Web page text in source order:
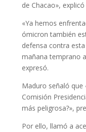
de Chacao»,
«Ya hemos
ómicron también
defensa contra
mañana temprano
expresó.
Maduro señaló
Comisión
más peligrosa?»,
Por ello, llamó a